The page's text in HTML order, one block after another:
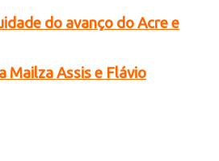
do avanço do Acre e
Mailza Assis e Flávio